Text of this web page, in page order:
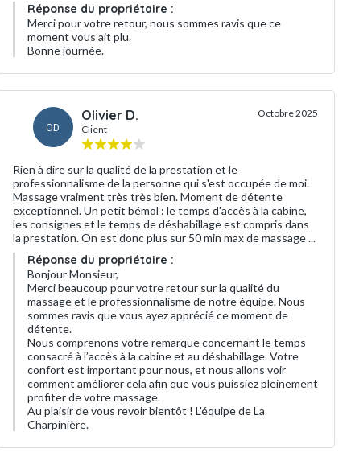
Réponse du propriétaire :
Merci pour votre retour, nous sommes ravis que ce
moment vous ait plu.
Bonne journée.
OD
Olivier D.
Client
Octobre 2025
Rien à dire sur la qualité de la prestation et le
professionnalisme de la personne qui s'est occupée de moi.
Massage vraiment très très bien. Moment de détente
exceptionnel. Un petit bémol : le temps d'accès à la cabine,
les consignes et le temps de déshabillage est compris dans
la prestation. On est donc plus sur 50 min max de massage ...
Réponse du propriétaire :
Bonjour Monsieur,
Merci beaucoup pour votre retour sur la qualité du
massage et le professionnalisme de notre équipe. Nous
sommes ravis que vous ayez apprécié ce moment de
détente.
Nous comprenons votre remarque concernant le temps
consacré à l’accès à la cabine et au déshabillage. Votre
confort est important pour nous, et nous allons voir
comment améliorer cela afin que vous puissiez pleinement
profiter de votre massage.
Au plaisir de vous revoir bientôt ! L'équipe de La
Charpinière.